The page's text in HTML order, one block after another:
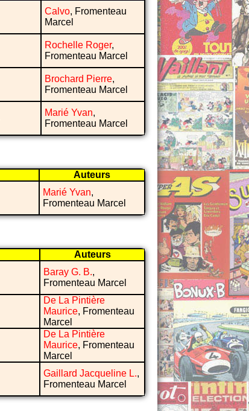
Calvo, Fromenteau
Marcel
Rochelle Roger,
Fromenteau Marcel
Brochard Pierre,
Fromenteau Marcel
Marié Yvan,
Fromenteau Marcel
Auteurs
Marié Yvan,
Fromenteau Marcel
Auteurs
Baray G. B.,
Fromenteau Marcel
De La Pintière
Maurice, Fromenteau
Marcel
De La Pintière
Maurice, Fromenteau
Marcel
Gaillard Jacqueline L.,
Fromenteau Marcel